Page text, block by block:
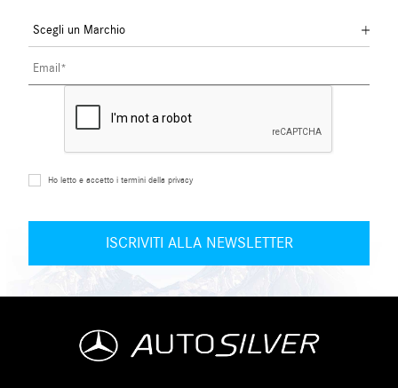
Ho letto e accetto i termini della privacy